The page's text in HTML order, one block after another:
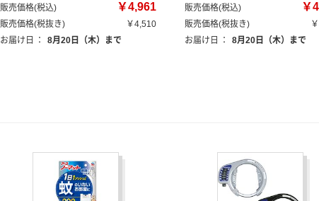
販売価格(税込) ￥4,961
販売価格(税抜き)
￥4,510
お届け日
： 8月20日（木）まで
販売価格(税込) ￥
販売価格(税抜き)
お届け日
： 8月20日（木）まで